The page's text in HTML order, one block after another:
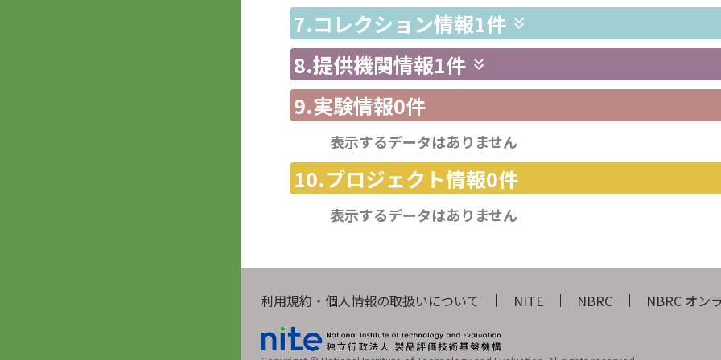
7.コレクション情報1件
8.提供機関情報1件
9.実験情報0件
表示するデータはありません
10.プロジェクト情報0件
表示するデータはありません
利用規約・個人情報の取扱いについて NITE NBRC NBRC オン